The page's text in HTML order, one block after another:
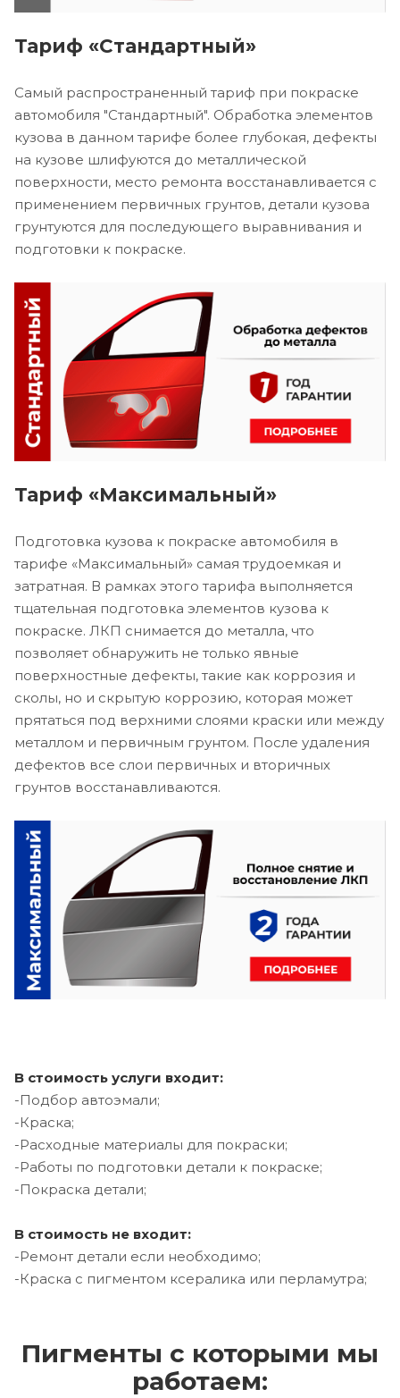
Тариф «Стандартный»
Самый распространенный тариф при покраске
автомобиля "Стандартный". Обработка элементов
кузова в данном тарифе более глубокая, дефекты
на кузове шлифуются до металлической
поверхности, место ремонта восстанавливается с
применением первичных грунтов, детали кузова
грунтуются для последующего выравнивания и
подготовки к покраске.
Тариф «Максимальный»
Подготовка кузова к покраске автомобиля в
тарифе «Максимальный» самая трудоемкая и
затратная. В рамках этого тарифа выполняется
тщательная подготовка элементов кузова к
покраске. ЛКП снимается до металла, что
позволяет обнаружить не только явные
поверхностные дефекты, такие как коррозия и
сколы, но и скрытую коррозию, которая может
прятаться под верхними слоями краски или между
металлом и первичным грунтом. После удаления
дефектов все слои первичных и вторичных
грунтов восстанавливаются.
В стоимость услуги входит:
-Подбор автоэмали;
-Краска;
-Расходные материалы для покраски;
-Работы по подготовки детали к покраске;
-Покраска детали;
В стоимость не входит:
-Ремонт детали если необходимо;
-Краска с пигментом ксералика или перламутра;
Пигменты с которыми мы
работаем: